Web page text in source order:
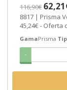
116,90€
8817 | Prisma
45,24€ - Oferta
GamaPrisma
-